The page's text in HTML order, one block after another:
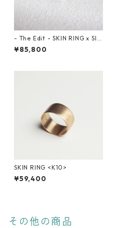
- The Edit - SKIN RING x Slic
e Diamond <K10>
¥85,800
SKIN RING <K10>
¥59,400
その他の商品